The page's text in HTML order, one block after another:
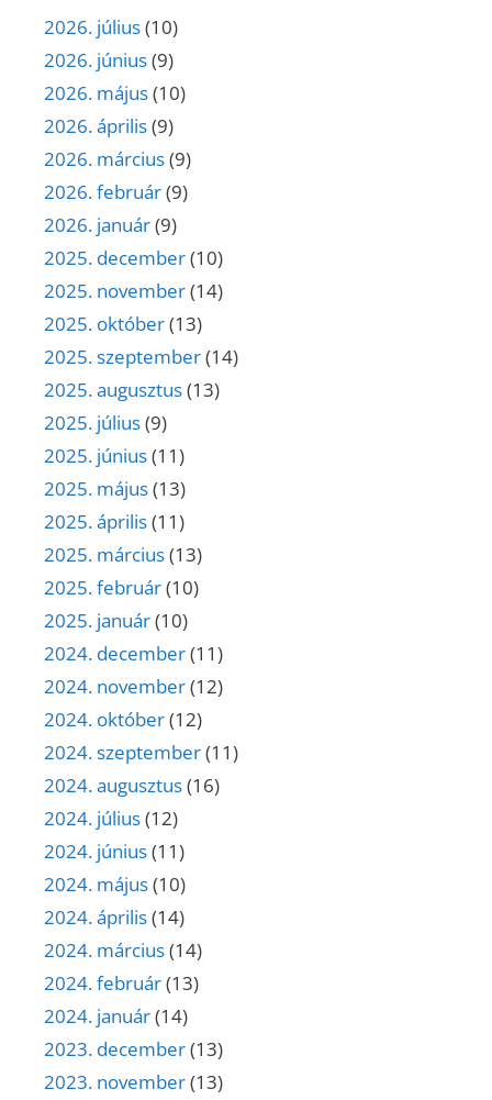
2026. július(10)
2026. június(9)
2026. május(10)
2026. április(9)
2026. március(9)
2026. február(9)
2026. január(9)
2025. december(10)
2025. november(14)
2025. október(13)
2025. szeptember(14)
2025. augusztus(13)
2025. július(9)
2025. június(11)
2025. május(13)
2025. április(11)
2025. március(13)
2025. február(10)
2025. január(10)
2024. december(11)
2024. november(12)
2024. október(12)
2024. szeptember(11)
2024. augusztus(16)
2024. július(12)
2024. június(11)
2024. május(10)
2024. április(14)
2024. március(14)
2024. február(13)
2024. január(14)
2023. december(13)
2023. november(13)